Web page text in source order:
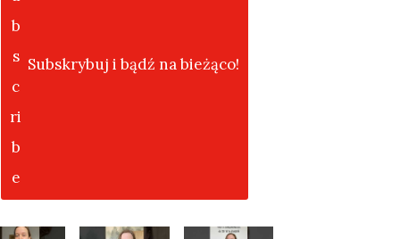
Subskrybuj i bądź na bieżąco!